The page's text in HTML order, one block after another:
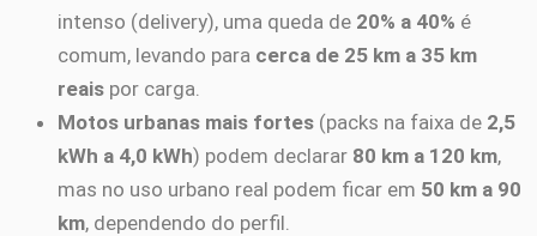
intenso (delivery), uma queda de 20% a 40% é
comum, levando para cerca de 25 km a 35 km
reais por carga.
Motos urbanas mais fortes (packs na faixa de 2,5
kWh a 4,0 kWh) podem declarar 80 km a 120 km,
mas no uso urbano real podem ficar em 50 km a 90
km, dependendo do perfil.